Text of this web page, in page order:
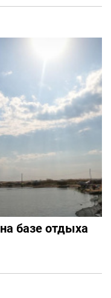
базе отдыха